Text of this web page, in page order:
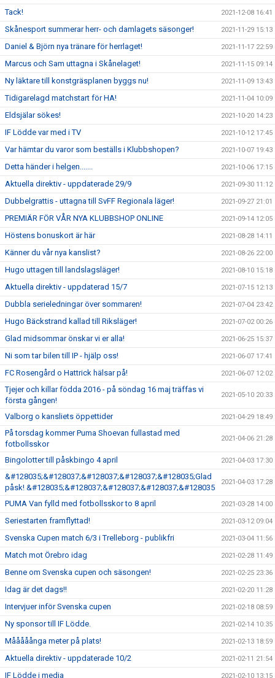
Tack! 2021-12-08 16:41
Skånesport summerar herr- och damlagets säsonger! 2021-11-29 15:13
Daniel & Björn nya tränare för herrlaget! 2021-11-17 22:59
Marcus och Sam uttagna i Skånelaget! 2021-11-15 09:14
Ny läktare till konstgräsplanen byggs nu! 2021-11-09 13:43
Tidigarelagd matchstart för HA! 2021-11-04 10:09
Eldsjälar sökes! 2021-10-20 14:23
IF Lödde var med i TV 2021-10-12 17:45
Var hämtar du varor som beställs i Klubbshopen? 2021-10-07 19:43
Detta händer i helgen....... 2021-10-06 17:15
Aktuella direktiv - uppdaterade 29/9 2021-09-30 11:12
Dubbelgrattis - uttagna till SvFF Regionala läger! 2021-09-27 21:01
PREMIÄR FÖR VÅR NYA KLUBBSHOP ONLINE 2021-09-14 12:05
Höstens bonuskort är här 2021-08-28 14:11
Känner du vår nya kanslist? 2021-08-26 22:00
Hugo uttagen till landslagsläger! 2021-08-10 15:18
Aktuella direktiv - uppdaterad 15/7 2021-07-15 12:13
Dubbla serieledningar över sommaren! 2021-07-04 23:42
Hugo Bäckstrand kallad till Riksläger! 2021-07-02 00:26
Glad midsommar önskar vi er alla! 2021-06-25 15:37
Ni som tar bilen till IP - hjälp oss! 2021-06-07 17:41
FC Rosengård o Hattrick hälsar på! 2021-06-07 12:02
Tjejer och killar födda 2016 - på söndag 16 maj träffas vi
första gången!
2021-05-10 20:33
Valborg o kansliets öppettider 2021-04-29 18:49
På torsdag kommer Puma Shoevan fullastad med
fotbollsskor
2021-04-06 21:28
Bingolotter till påskbingo 4 april 2021-04-03 17:30
&#128035;&#128037;&#128037;&#128037;&#128035;Glad
påsk! &#128035;&#128037;&#128037;&#128037;&#128035
2021-04-03 17:28
PUMA Van fylld med fotbollsskor to 8 april 2021-03-28 14:00
Seriestarten framflyttad! 2021-03-12 09:04
Svenska Cupen match 6/3 i Trelleborg - publikfri 2021-03-04 11:56
Match mot Örebro idag 2021-02-28 11:49
Benne om Svenska cupen och säsongen! 2021-02-25 23:36
Idag är det dags!! 2021-02-20 11:28
Intervjuer inför Svenska cupen 2021-02-18 08:59
Ny sponsor till IF Lödde. 2021-02-14 10:35
Mååååånga meter på plats! 2021-02-13 18:59
Aktuella direktiv - uppdaterade 10/2 2021-02-11 21:54
IF Lödde i media 2021-02-10 13:15